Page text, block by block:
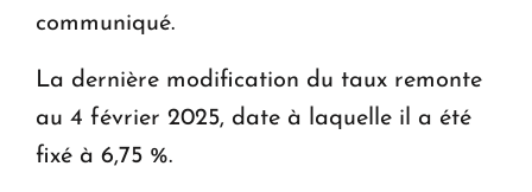
communiqué.
La dernière modification du taux remonte
au 4 février 2025, date à laquelle il a été
fixé à 6,75 %.